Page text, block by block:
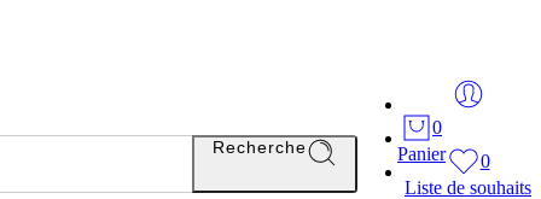
Recherche
0
Panier
0
Liste de souhaits